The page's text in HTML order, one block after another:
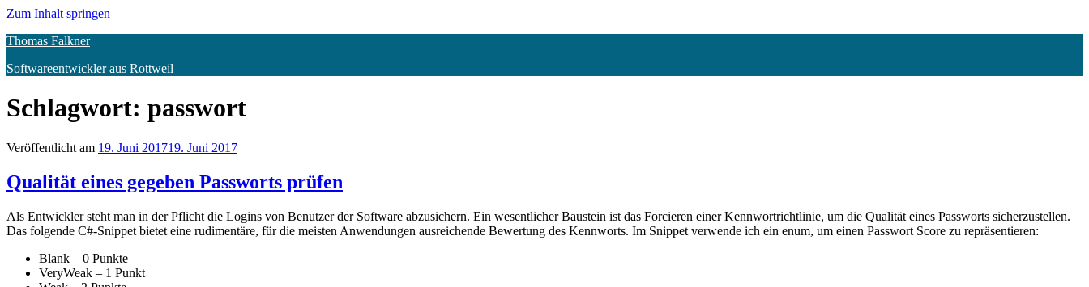
Zum Inhalt springen
Thomas Falkner
Softwareentwickler aus Rottweil
Schlagwort: passwort
Veröffentlicht am 19. Juni 201719. Juni 2017
Qualität eines gegeben Passworts prüfen
Als Entwickler steht man in der Pflicht die Logins von Benutzer der Software abzusichern. Ein wesentlicher Baustein ist das Forcieren einer Kennwortrichtlinie, um die Qualität eines Passworts sicherzustellen.
Das folgende C#-Snippet bietet eine rudimentäre, für die meisten Anwendungen ausreichende Bewertung des Kennworts. Im Snippet verwende ich ein enum, um einen Passwort Score zu repräsentieren:
Blank – 0 Punkte
VeryWeak – 1 Punkt